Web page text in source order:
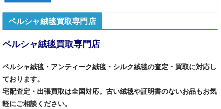
ペルシャ絨毯買取専門店
ペルシャ絨毯買取専門店
ペルシャ絨毯・アンティーク絨毯・シルク絨毯の査定・買取に対応し
ております。
宅配査定・出張買取は全国対応。古い絨毯や証明書のないお品もお気
軽にご相談ください。